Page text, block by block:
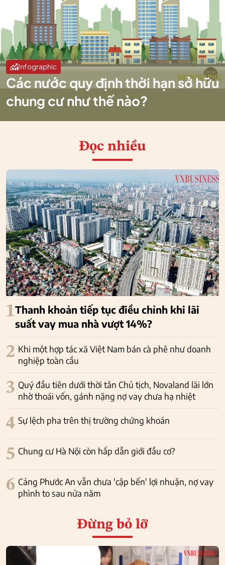
Infographic
Các nước quy định thời hạn sở hữu
chung cư như thế nào?
Đọc nhiều
1Thanh khoản tiếp tục điều chỉnh khi lãi
suất vay mua nhà vượt 14%?
2 Khi một hợp tác xã Việt Nam bán cà phê như doanh
nghiệp toàn cầu
3 Quý đầu tiên dưới thời tân Chủ tịch, Novaland lãi lớn
nhờ thoái vốn, gánh nặng nợ vay chưa hạ nhiệt
4 Sự lệch pha trên thị trường chứng khoán
5 Chung cư Hà Nội còn hấp dẫn giới đầu cơ?
6 Cảng Phước An vẫn chưa 'cập bến' lợi nhuận, nợ vay
phình to sau nửa năm
Đừng bỏ lỡ